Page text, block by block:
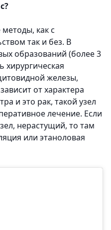
как с
так и без. В
образований (более 3
хирургическая
железы,
от характера
и это рак, такой узел
лечение. Если
нерастущий, то там
или этаноловая